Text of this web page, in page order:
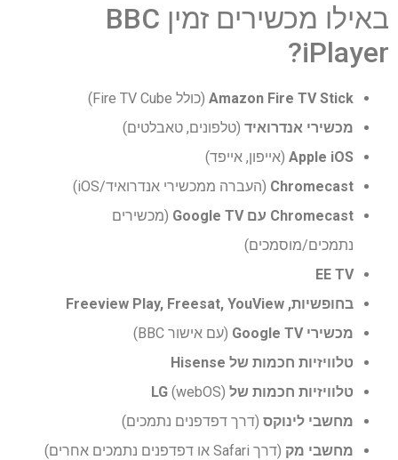
באילו מכשירים זמין BBC
iPlayer?
Amazon Fire TV Stick (כולל Fire TV Cube)
מכשירי אנדרואיד (טלפונים, טאבלטים)
Apple iOS (אייפון, אייפד)
Chromecast (העברה ממכשירי אנדרואיד/iOS)
Chromecast עם Google TV
(מכשירים
נתמכים/מוסמכים)
EE TV
בחופשיות, Freeview Play, Freesat, YouView
מכשירי Google TV
(עם אישור BBC)
טלוויזיות חכמות של Hisense
טלוויזיות חכמות של LG (webOS)
מחשבי לינוקס (דרך דפדפנים נתמכים)
מחשבי מק (דרך Safari או דפדפנים נתמכים אחרים)